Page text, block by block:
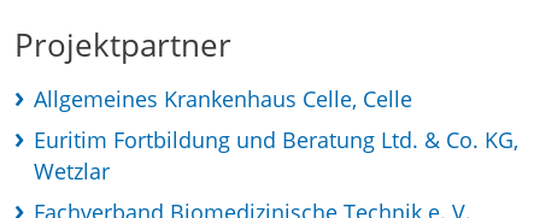
Projektpartner
Allgemeines Krankenhaus Celle, Celle
Euritim Fortbildung und Beratung Ltd. & Co. KG,
Wetzlar
Fachverband Biomedizinische Technik e. V.